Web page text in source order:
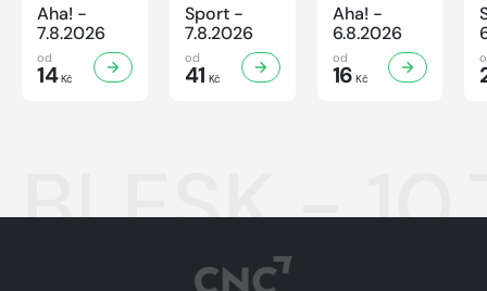
Aha! -
7.8.2026
od
14Kč
Sport -
7.8.2026
od
41 Kč
Aha! -
6.8.2026
od
16 Kč
BLESK -